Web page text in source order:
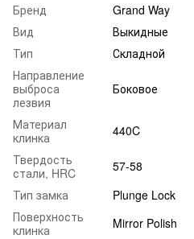
Бренд
Grand Way
Вид
Выкидные
Тип
Складной
Направление
выброса
лезвия
Боковое
Материал
клинка
440C
Твердость
стали, HRC
57-58
Тип замка
Plunge Lock
Поверхность
клинка
Mirror Polish